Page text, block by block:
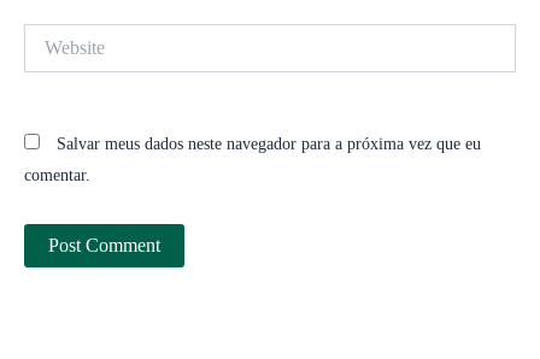
Salvar meus dados neste navegador para a próxima vez que eu
comentar.